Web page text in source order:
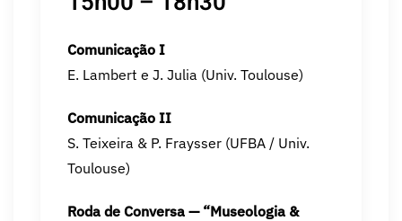
Comunicação I
E. Lambert e J. Julia (Univ. Toulouse)
Comunicação II
S. Teixeira & P. Fraysser (UFBA / Univ.
Toulouse)
Roda de Conversa — “Museologia &